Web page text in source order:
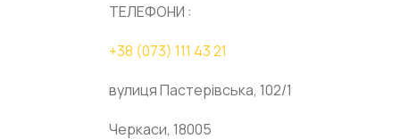
ТЕЛЕФОНИ :
+38 (073) 111 43 21
вулиця Пастерівська, 102/1
Черкаси, 18005